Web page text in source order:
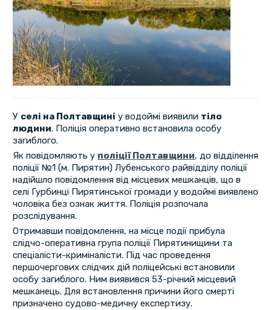
У селі на Полтавщині у водоймі виявили тіло
людини. Поліція оперативно встановила особу
загиблого.
Як повідомляють у поліції Полтавщини, до відділення
поліції №1 (м. Пирятин) Лубенського райвідділу поліції
надійшло повідомлення від місцевих мешканців, що в
селі Гурбинці Пирятинської громади у водоймі виявлено
чоловіка без ознак життя. Поліція розпочала
розслідування.
Отримавши повідомлення, на місце події прибула
слідчо-оперативна група поліції Пирятинищини та
спеціалісти-криміналісти. Під час проведення
першочергових слідчих дій поліцейські встановили
особу загиблого. Ним виявився 53-річний місцевий
мешканець. Для встановлення причини його смерті
призначено судово-медичну експертизу.